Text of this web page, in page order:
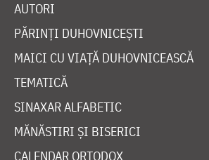
AUTORI
PĂRINȚI DUHOVNICEȘTI
MAICI CU VIAȚĂ DUHOVNICEASCĂ
TEMATICĂ
SINAXAR ALFABETIC
MĂNĂSTIRI ȘI BISERICI
CALENDAR ORTODOX